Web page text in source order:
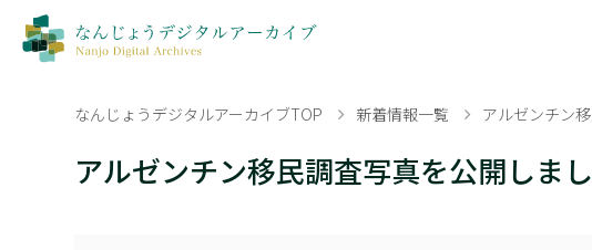
なんじょうデジタルアーカイブTOP 新着情報一覧 アルゼンチン
アルゼンチン移民調査写真を公開しま